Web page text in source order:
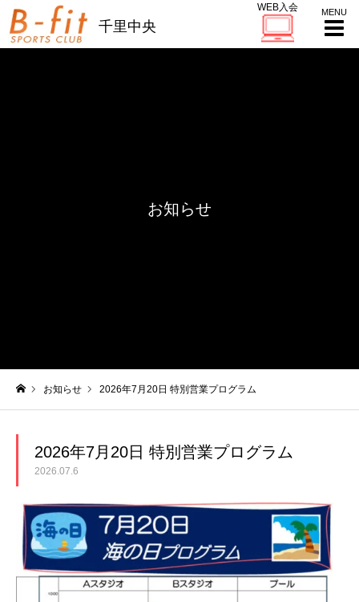
千里中央
WEB入会
お知らせ
お知らせ 2026年7月20日 特別営業プログラム
2026年7月20日 特別営業プログラム
2026.07.6